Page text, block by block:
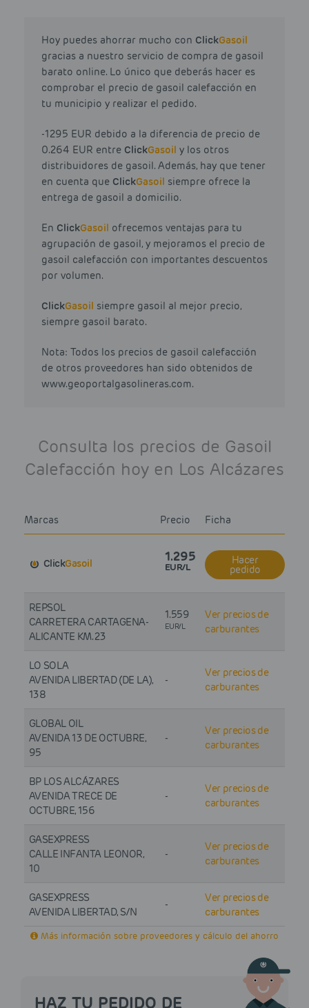
Hoy puedes ahorrar mucho con ClickGasoil
gracias a nuestro servicio de compra de gasoil
barato online. Lo único que deberás hacer es
comprobar el precio de gasoil calefacción en
tu municipio y realizar el pedido.
-1295 EUR debido a la diferencia de precio de
0.264 EUR entre ClickGasoil y los otros
distribuidores de gasoil. Además, hay que tener
en cuenta que ClickGasoil siempre ofrece la
entrega de gasoil a domicilio.
En ClickGasoil ofrecemos ventajas para tu
agrupación de gasoil, y mejoramos el precio de
gasoil calefacción con importantes descuentos
por volumen.
ClickGasoil siempre gasoil al mejor precio,
siempre gasoil barato.
Nota: Todos los precios de gasoil calefacción
de otros proveedores han sido obtenidos de
www.geoportalgasolineras.com.
Consulta los precios de Gasoil
Calefacción hoy en Los Alcázares
Marcas Precio Ficha
ClickGasoil 1.295
EUR/L
Hacer
pedido
REPSOL
CARRETERA CARTAGENA-
ALICANTE KM. 23
1.559
EUR/L
Ver precios de
carburantes
LO SOLA
AVENIDA LIBERTAD (DE LA),
138
-
Ver precios de
carburantes
GLOBAL OIL
AVENIDA 13 DE OCTUBRE,
95
-
Ver precios de
carburantes
BP LOS ALCÁZARES
AVENIDA TRECE DE
OCTUBRE, 156
-
Ver precios de
carburantes
GASEXPRESS
CALLE INFANTA LEONOR,
10
-
Ver precios de
carburantes
GASEXPRESS
AVENIDA LIBERTAD, S/N
-
Ver precios de
carburantes
Más información sobre proveedores y cálculo del ahorro
HAZ TU PEDIDO DE